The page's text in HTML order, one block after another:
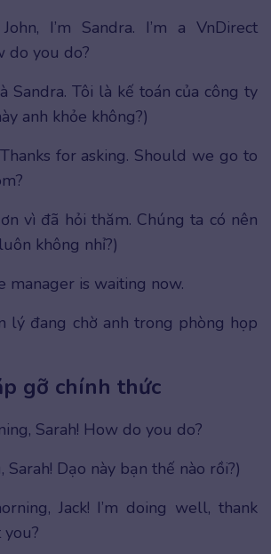
I’m Sandra. I’m a VnDirect
do you do?
Sandra. Tôi là kế toán của công ty
anh khỏe không?)
Thanks for asking. Should we go to
vì đã hỏi thăm. Chúng ta có nên
không nhỉ?)
manager is waiting now.
lý đang chờ anh trong phòng họp
gỡ chính thức
Sarah! How do you do?
Sarah! Dạo này bạn thế nào rồi?)
Jack! I’m doing well, thank